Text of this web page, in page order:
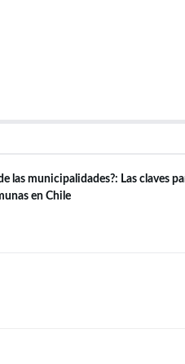
las municipalidades?: Las claves
en Chile